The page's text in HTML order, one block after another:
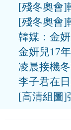
[殘冬奧會]
[殘冬奧會]
韓媒：金
金妍兒17
凌晨接機
李子君在
[高清組圖]